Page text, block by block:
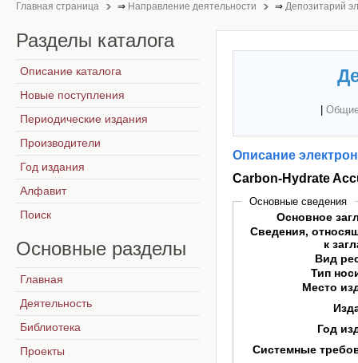
Главная страница ⇒ Направление деятельности ⇒ Депозитарий
Описание
Carbon-Hydrate
Основные сведения
Основное
Сведения,
к
Вид
Тип
Место
Год
Системные
Разделы каталога
Описание каталога
Новые поступления
Периодические издания
Производители
Год издания
Алфавит
Поиск
Основные разделы
Главная
Деятельность
Библиотека
Проекты